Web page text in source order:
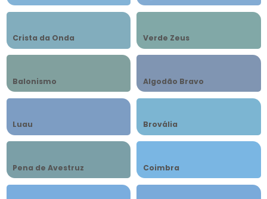
Crista da Onda Verde Zeus
Balonismo Algodão Bravo
Luau Brovália
Pena de Avestruz Coimbra